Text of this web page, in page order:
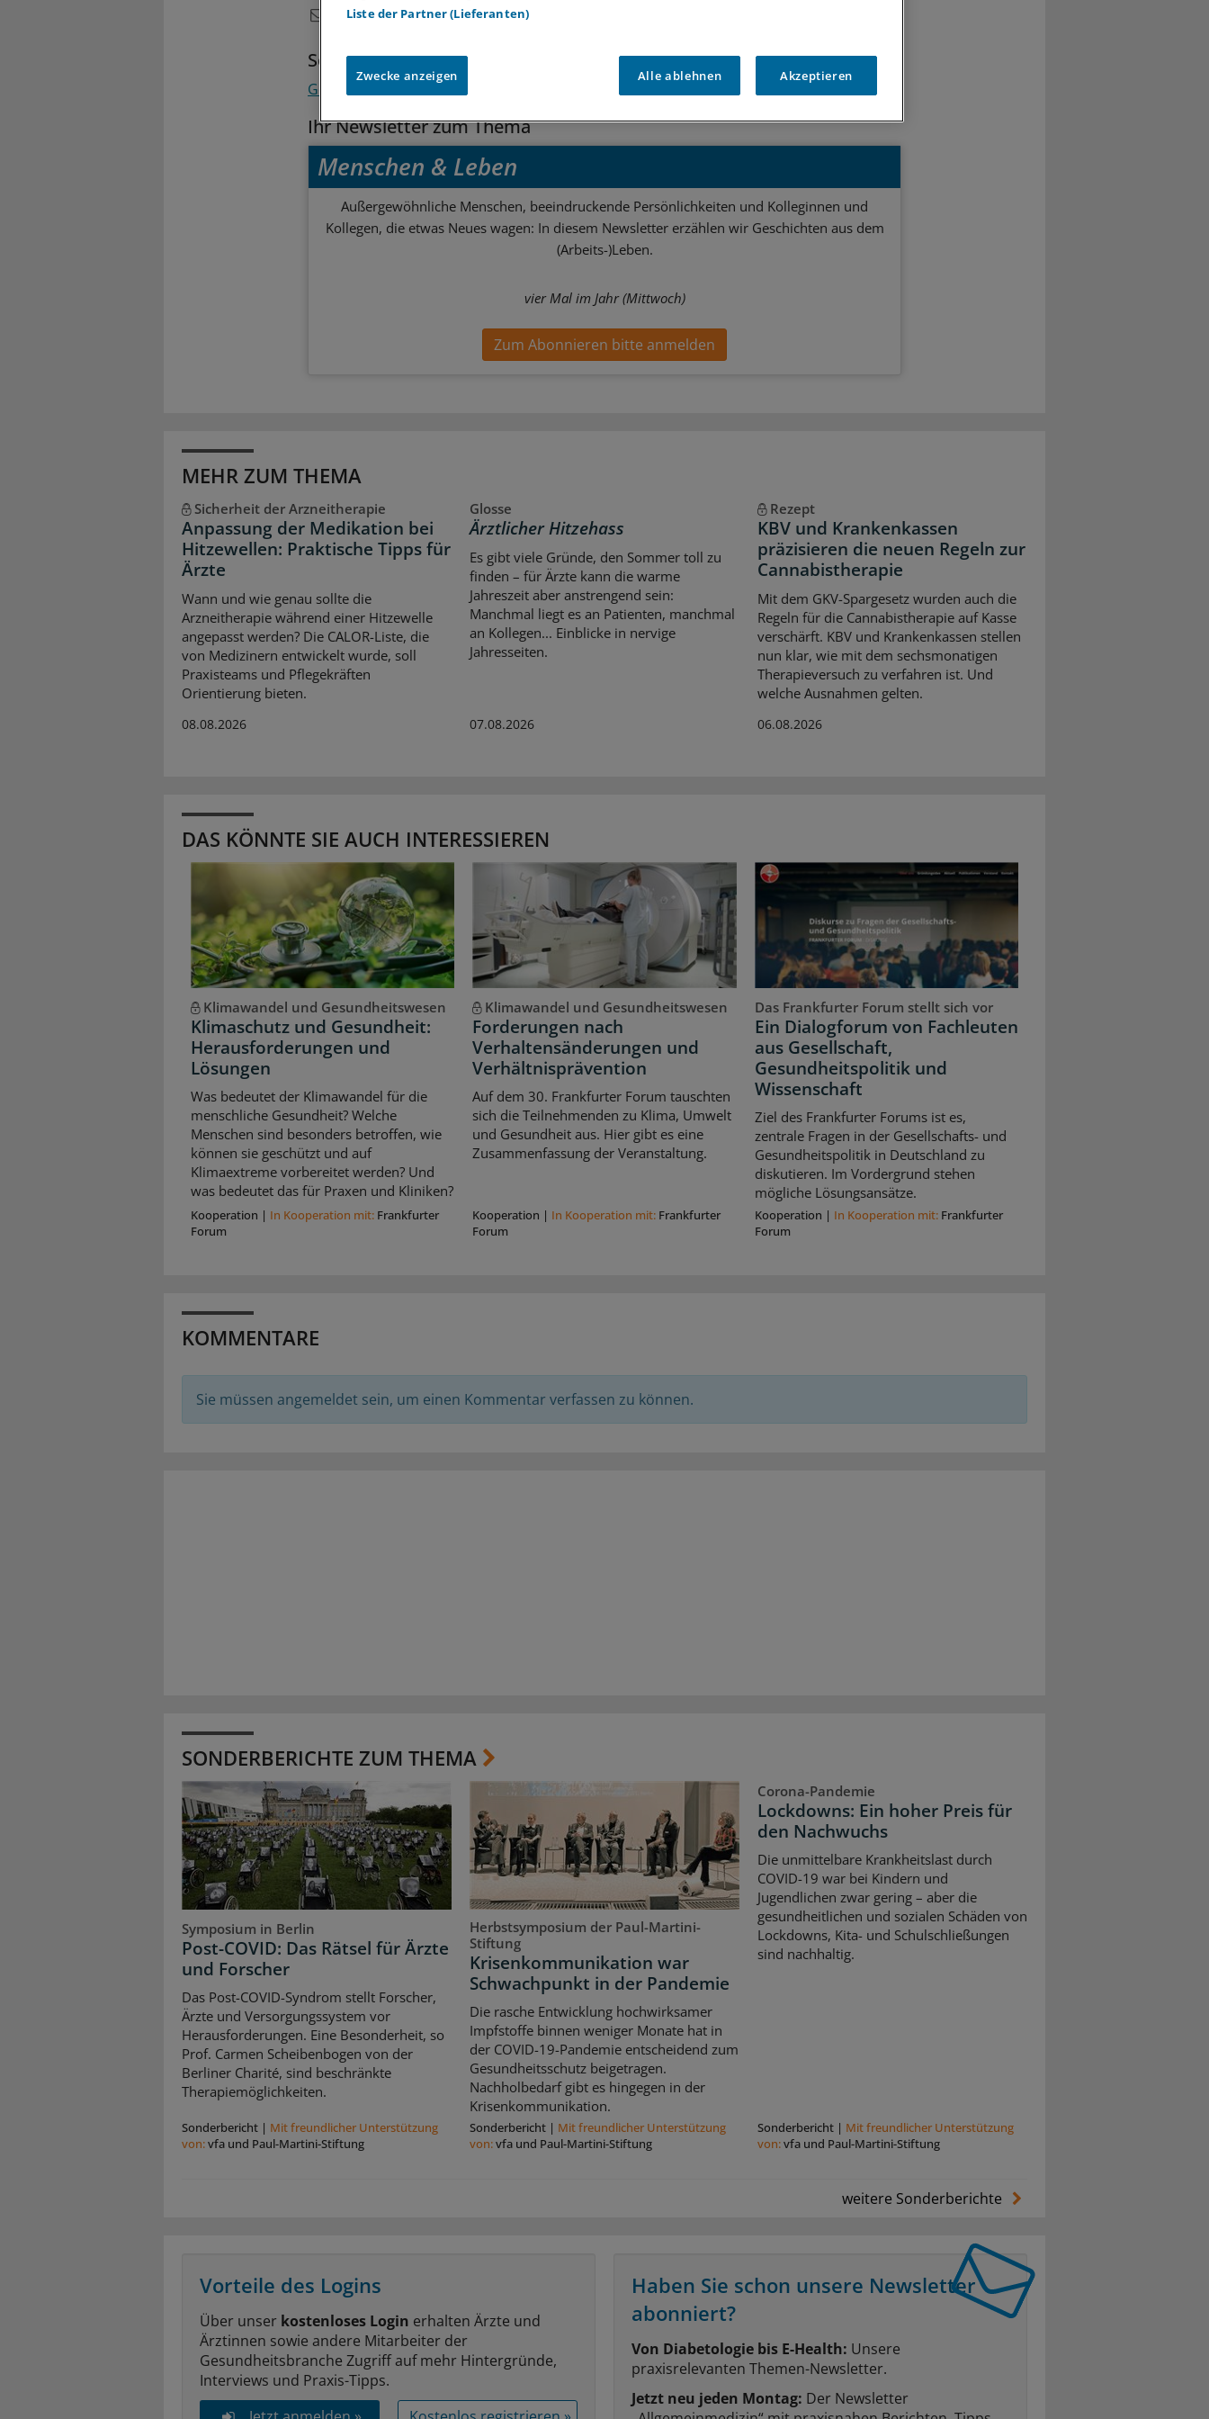
Schlagworte:
Gesellschaft
Ihr Newsletter zum Thema
Menschen & Leben
Außergewöhnliche Menschen, beeindruckende Persönlichkeiten und Kolleginnen und
Kollegen, die etwas Neues wagen: In diesem Newsletter erzählen wir Geschichten aus dem
(Arbeits-)Leben.
vier Mal im Jahr (Mittwoch)
Zum Abonnieren bitte anmelden
MEHR ZUM THEMA
Sicherheit der Arzneitherapie
Anpassung der Medikation bei
Hitzewellen: Praktische Tipps für
Ärzte
Wann und wie genau sollte die
Arzneitherapie während einer Hitzewelle
angepasst werden? Die CALOR-Liste, die
von Medizinern entwickelt wurde, soll
Praxisteams und Pflegekräften
Orientierung bieten.
08.08.2026
Glosse
Ärztlicher Hitzehass
Es gibt viele Gründe, den Sommer toll zu
finden – für Ärzte kann die warme
Jahreszeit aber anstrengend sein:
Manchmal liegt es an Patienten, manchmal
an Kollegen... Einblicke in nervige
Jahresseiten.
07.08.2026
Rezept
KBV und Krankenkassen
präzisieren die neuen Regeln zur
Cannabistherapie
Mit dem GKV-Spargesetz wurden auch die
Regeln für die Cannabistherapie auf Kasse
verschärft. KBV und Krankenkassen stellen
nun klar, wie mit dem sechsmonatigen
Therapieversuch zu verfahren ist. Und
welche Ausnahmen gelten.
06.08.2026
DAS KÖNNTE SIE AUCH INTERESSIEREN
Klimawandel und Gesundheitswesen
Klimaschutz und Gesundheit:
Herausforderungen und
Lösungen
Was bedeutet der Klimawandel für die
menschliche Gesundheit? Welche
Menschen sind besonders betroffen, wie
können sie geschützt und auf
Klimaextreme vorbereitet werden? Und
was bedeutet das für Praxen und Kliniken?
Kooperation | In Kooperation mit: Frankfurter
Forum
Klimawandel und Gesundheitswesen
Forderungen nach
Verhaltensänderungen und
Verhältnisprävention
Auf dem 30. Frankfurter Forum tauschten
sich die Teilnehmenden zu Klima, Umwelt
und Gesundheit aus. Hier gibt es eine
Zusammenfassung der Veranstaltung.
Kooperation | In Kooperation mit: Frankfurter
Forum
Das Frankfurter Forum stellt sich vor
Ein Dialogforum von Fachleuten
aus Gesellschaft,
Gesundheitspolitik und
Wissenschaft
Ziel des Frankfurter Forums ist es,
zentrale Fragen in der Gesellschafts- und
Gesundheitspolitik in Deutschland zu
diskutieren. Im Vordergrund stehen
mögliche Lösungsansätze.
Kooperation | In Kooperation mit: Frankfurter
Forum
KOMMENTARE
Sie müssen angemeldet sein, um einen Kommentar verfassen zu können.
SONDERBERICHTE ZUM THEMA
Symposium in Berlin
Post-COVID: Das Rätsel für Ärzte
und Forscher
Das Post-COVID-Syndrom stellt Forscher,
Ärzte und Versorgungssystem vor
Herausforderungen. Eine Besonderheit, so
Prof. Carmen Scheibenbogen von der
Berliner Charité, sind beschränkte
Therapiemöglichkeiten.
Sonderbericht | Mit freundlicher Unterstützung
von:vfa und Paul-Martini-Stiftung
Herbstsymposium der Paul-Martini-
Stiftung
Krisenkommunikation war
Schwachpunkt in der Pandemie
Die rasche Entwicklung hochwirksamer
Impfstoffe binnen weniger Monate hat in
der COVID-19-Pandemie entscheidend zum
Gesundheitsschutz beigetragen.
Nachholbedarf gibt es hingegen in der
Krisenkommunikation.
Sonderbericht| Mit freundlicher Unterstützung
von:vfa und Paul-Martini-Stiftung
Corona-Pandemie
Lockdowns: Ein hoher Preis für
den Nachwuchs
Die unmittelbare Krankheitslast durch
COVID-19 war bei Kindern und
Jugendlichen zwar gering – aber die
gesundheitlichen und sozialen Schäden von
Lockdowns, Kita- und Schulschließungen
sind nachhaltig.
Sonderbericht| Mit freundlicher Unterstützung
von:vfa und Paul-Martini-Stiftung
weitere Sonderberichte
Vorteile des Logins
Über unser kostenloses Login erhalten Ärzte und
Ärztinnen sowie andere Mitarbeiter der
Gesundheitsbranche Zugriff auf mehr Hintergründe,
Interviews und Praxis-Tipps.
Haben Sie schon unsere Newsletter
abonniert?
Von Diabetologie bis E-Health: Unsere
praxisrelevanten Themen-Newsletter.
Jetzt neu jeden Montag: Der Newsletter
Liste der Partner (Lieferanten)
Zwecke anzeigen Alle ablehnen Akzeptieren